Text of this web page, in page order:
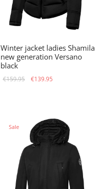
Winter jacket ladies Shamila
new generation Versano
black
€159.95
Original
€139.95
Sale